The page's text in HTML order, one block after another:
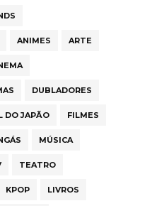
ANIMES ARTE
DUBLADORES
DO JAPÃO FILMES
MÚSICA
TEATRO
KPOP LIVROS